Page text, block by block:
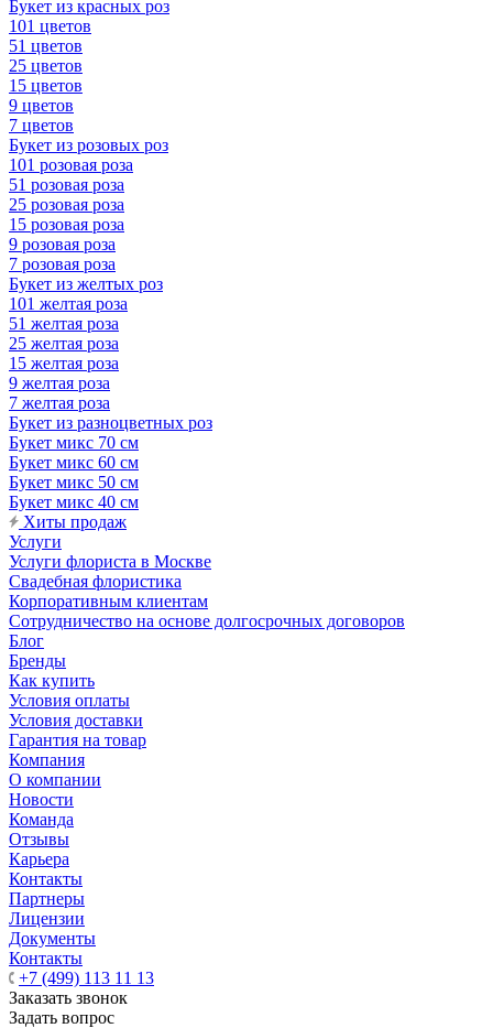
Букет из красных роз
101 цветов
51 цветов
25 цветов
15 цветов
9 цветов
7 цветов
Букет из розовых роз
101 розовая роза
51 розовая роза
25 розовая роза
15 розовая роза
9 розовая роза
7 розовая роза
Букет из желтых роз
101 желтая роза
51 желтая роза
25 желтая роза
15 желтая роза
9 желтая роза
7 желтая роза
Букет из разноцветных роз
Букет микс 70 см
Букет микс 60 см
Букет микс 50 см
Букет микс 40 см
Хиты продаж
Услуги
Услуги флориста в Москве
Свадебная флористика
Корпоративным клиентам
Сотрудничество на основе долгосрочных договоров
Блог
Бренды
Как купить
Условия оплаты
Условия доставки
Гарантия на товар
Компания
О компании
Новости
Команда
Отзывы
Карьера
Контакты
Партнеры
Лицензии
Документы
Контакты
+7 (499) 113 11 13
Заказать звонок
Задать вопрос